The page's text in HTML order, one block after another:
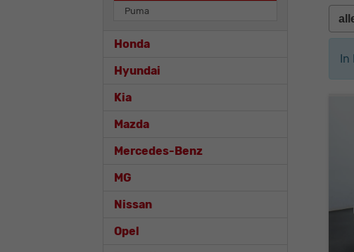
Puma
Honda
Hyundai
Kia
Mazda
Mercedes-Benz
MG
Nissan
Opel